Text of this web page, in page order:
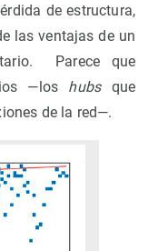
de estructura,
las ventajas de un
Parece que
—los hubsque
de la red—.